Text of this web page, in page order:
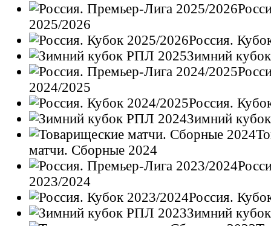
2025/2026
Россия.
Зимний
2024/2025
Россия.
Зимний
матчи. Сборные 2024
2023/2024
Россия.
Зимний